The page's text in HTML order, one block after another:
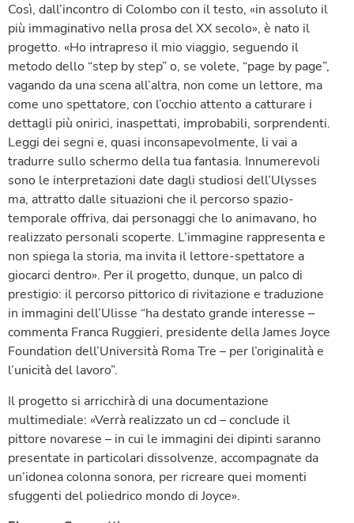
Così, dall’incontro di Colombo con il testo, «in assoluto il
più immaginativo nella prosa del XX secolo», è nato il
progetto. «Ho intrapreso il mio viaggio, seguendo il
metodo dello “step by step” o, se volete, “page by page”,
vagando da una scena all’altra, non come un lettore, ma
come uno spettatore, con l’occhio attento a catturare i
dettagli più onirici, inaspettati, improbabili, sorprendenti.
Leggi dei segni e, quasi inconsapevolmente, li vai a
tradurre sullo schermo della tua fantasia. Innumerevoli
sono le interpretazioni date dagli studiosi dell’Ulysses
ma, attratto dalle situazioni che il percorso spazio-
temporale offriva, dai personaggi che lo animavano, ho
realizzato personali scoperte. L’immagine rappresenta e
non spiega la storia, ma invita il lettore-spettatore a
giocarci dentro». Per il progetto, dunque, un palco di
prestigio: il percorso pittorico di rivitazione e traduzione
in immagini dell’Ulisse “ha destato grande interesse –
commenta Franca Ruggieri, presidente della James Joyce
Foundation dell’Università Roma Tre – per l’originalità e
l’unicità del lavoro”.
Il progetto si arricchirà di una documentazione
multimediale: «Verrà realizzato un cd – conclude il
pittore novarese – in cui le immagini dei dipinti saranno
presentate in particolari dissolvenze, accompagnate da
un’idonea colonna sonora, per ricreare quei momenti
sfuggenti del poliedrico mondo di Joyce».